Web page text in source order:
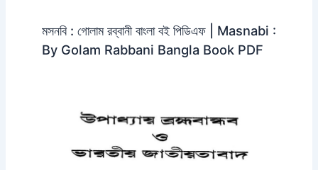
মসনবি : গোলাম রব্বানী বাংলা বই পিডিএফ | Masnabi :
By Golam Rabbani Bangla Book PDF